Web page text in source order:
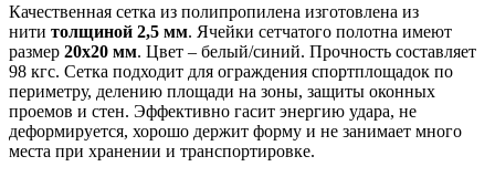
Качественная сетка из полипропилена изготовлена из
нити толщиной 2,5 мм. Ячейки сетчатого полотна имеют
размер 20х20 мм. Цвет – белый/синий. Прочность составляет
98 кгс. Сетка подходит для ограждения спортплощадок по
периметру, делению площади на зоны, защиты оконных
проемов и стен. Эффективно гасит энергию удара, не
деформируется, хорошо держит форму и не занимает много
места при хранении и транспортировке.